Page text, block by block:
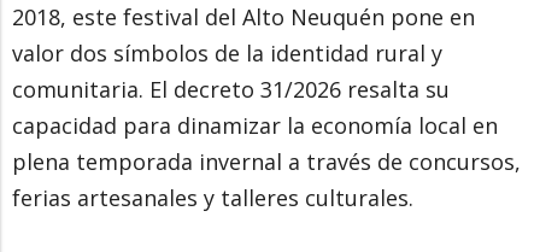
2018, este festival del Alto Neuquén pone en
valor dos símbolos de la identidad rural y
comunitaria. El decreto 31/2026 resalta su
capacidad para dinamizar la economía local en
plena temporada invernal a través de concursos,
ferias artesanales y talleres culturales.